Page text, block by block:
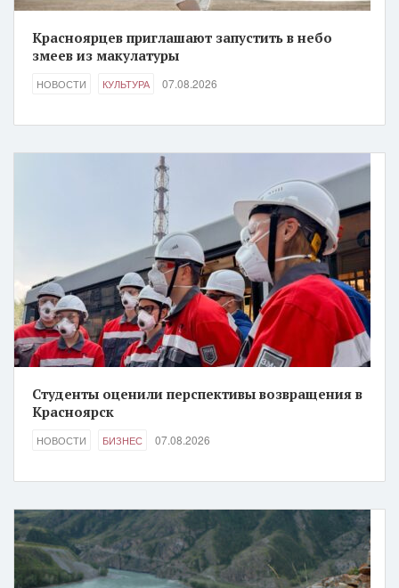
Красноярцев приглашают запустить в небо
змеев из макулатуры
НОВОСТИ КУЛЬТУРА 07.08.2026
Студенты оценили перспективы возвращения в
Красноярск
НОВОСТИ БИЗНЕС 07.08.2026